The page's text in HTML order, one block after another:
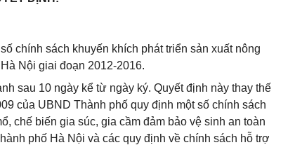
chính sách khuyến khích phát triển sản xuất nông
Nội giai đoạn 2012-2016.
sau 10 ngày kể từ ngày ký. Quyết định này thay thế
của UBND Thành phố quy định một số chính sách
chế biến gia súc, gia cầm đảm bảo vệ sinh an toàn
phố Hà Nội và các quy định về chính sách hỗ trợ